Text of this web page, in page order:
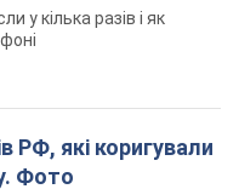
стався вибух у
міні